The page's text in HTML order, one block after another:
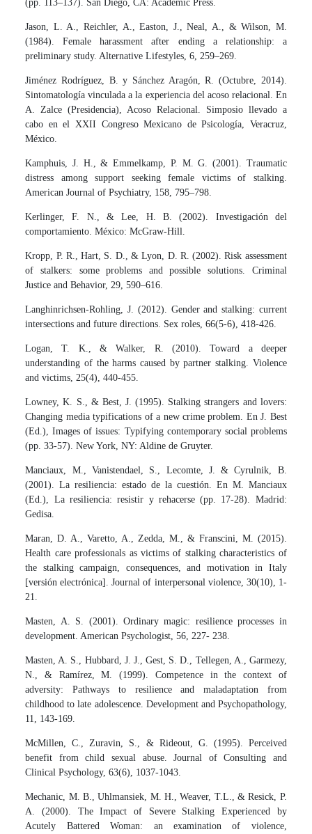
(pp. 113–137). San Diego, CA: Academic Press.
Jason, L. A., Reichler, A., Easton, J., Neal, A., & Wilson, M.
(1984). Female harassment after ending a relationship: a
preliminary study. Alternative Lifestyles, 6, 259–269.
Jiménez Rodríguez, B. y Sánchez Aragón, R. (Octubre, 2014).
Sintomatología vinculada a la experiencia del acoso relacional. En
A. Zalce (Presidencia), Acoso Relacional. Simposio llevado a
cabo en el XXII Congreso Mexicano de Psicología, Veracruz,
México.
Kamphuis, J. H., & Emmelkamp, P. M. G. (2001). Traumatic
distress among support seeking female victims of stalking.
American Journal of Psychiatry, 158, 795–798.
Kerlinger, F. N., & Lee, H. B. (2002). Investigación del
comportamiento. México: McGraw-Hill.
Kropp, P. R., Hart, S. D., & Lyon, D. R. (2002). Risk assessment
of stalkers: some problems and possible solutions. Criminal
Justice and Behavior, 29, 590–616.
Langhinrichsen-Rohling, J. (2012). Gender and stalking: current
intersections and future directions. Sex roles, 66(5-6), 418-426.
Logan, T. K., & Walker, R. (2010). Toward a deeper
understanding of the harms caused by partner stalking. Violence
and victims, 25(4), 440-455.
Lowney, K. S., & Best, J. (1995). Stalking strangers and lovers:
Changing media typifications of a new crime problem. En J. Best
(Ed.), Images of issues: Typifying contemporary social problems
(pp. 33-57). New York, NY: Aldine de Gruyter.
Manciaux, M., Vanistendael, S., Lecomte, J. & Cyrulnik, B.
(2001). La resiliencia: estado de la cuestión. En M. Manciaux
(Ed.), La resiliencia: resistir y rehacerse (pp. 17-28). Madrid:
Gedisa.
Maran, D. A., Varetto, A., Zedda, M., & Franscini, M. (2015).
Health care professionals as victims of stalking characteristics of
the stalking campaign, consequences, and motivation in Italy
[versión electrónica]. Journal of interpersonal violence, 30(10), 1-
21.
Masten, A. S. (2001). Ordinary magic: resilience processes in
development. American Psychologist, 56, 227- 238.
Masten, A. S., Hubbard, J. J., Gest, S. D., Tellegen, A., Garmezy,
N., & Ramírez, M. (1999). Competence in the context of
adversity: Pathways to resilience and maladaptation from
childhood to late adolescence. Development and Psychopathology,
11, 143-169.
McMillen, C., Zuravin, S., & Rideout, G. (1995). Perceived
benefit from child sexual abuse. Journal of Consulting and
Clinical Psychology, 63(6), 1037-1043.
Mechanic, M. B., Uhlmansiek, M. H., Weaver, T.L., & Resick, P.
A. (2000). The Impact of Severe Stalking Experienced by
Acutely Battered Woman: an examination of violence,